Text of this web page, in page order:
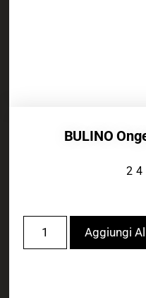
BULINO
Aggiungi